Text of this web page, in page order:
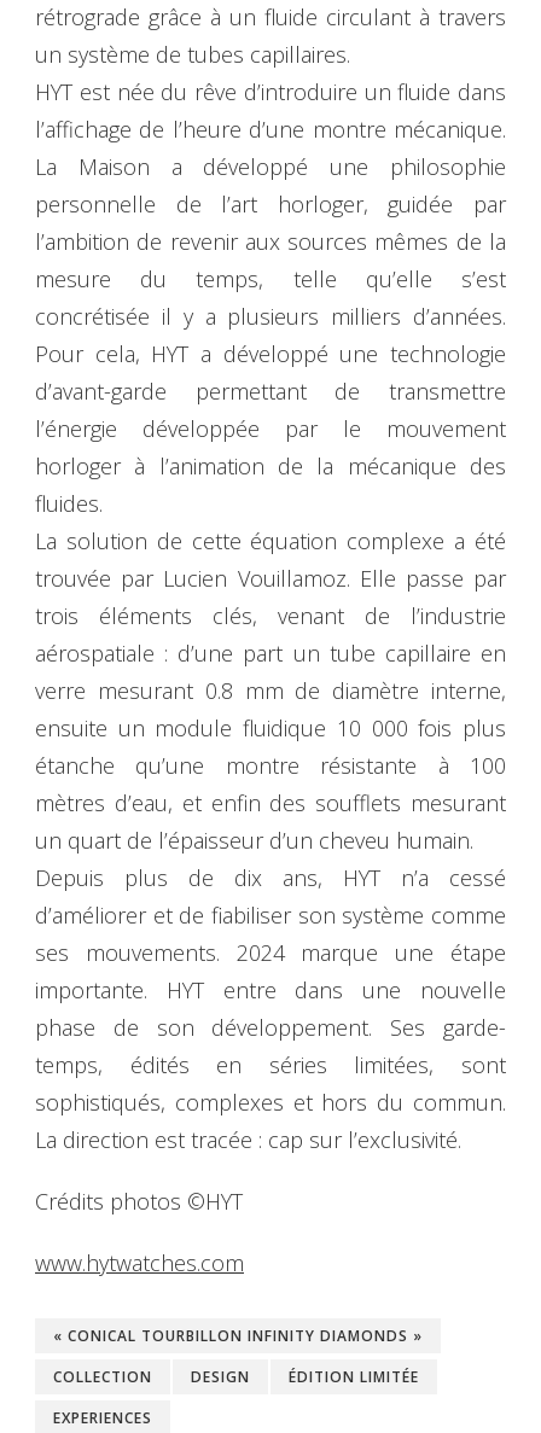
rétrograde grâce à un fluide circulant à travers
un système de tubes capillaires.
HYT est née du rêve d’introduire un fluide dans
l’affichage de l’heure d’une montre mécanique.
La Maison a développé une philosophie
personnelle de l’art horloger, guidée par
l’ambition de revenir aux sources mêmes de la
mesure du temps, telle qu’elle s’est
concrétisée il y a plusieurs milliers d’années.
Pour cela, HYT a développé une technologie
d’avant-garde permettant de transmettre
l’énergie développée par le mouvement
horloger à l’animation de la mécanique des
fluides.
La solution de cette équation complexe a été
trouvée par Lucien Vouillamoz. Elle passe par
trois éléments clés, venant de l’industrie
aérospatiale : d’une part un tube capillaire en
verre mesurant 0.8 mm de diamètre interne,
ensuite un module fluidique 10 000 fois plus
étanche qu’une montre résistante à 100
mètres d’eau, et enfin des soufflets mesurant
un quart de l’épaisseur d’un cheveu humain.
Depuis plus de dix ans, HYT n’a cessé
d’améliorer et de fiabiliser son système comme
ses mouvements. 2024 marque une étape
importante. HYT entre dans une nouvelle
phase de son développement. Ses garde-
temps, édités en séries limitées, sont
sophistiqués, complexes et hors du commun.
La direction est tracée : cap sur l’exclusivité.
Crédits photos ©HYT
www.hytwatches.com
« CONICAL TOURBILLON INFINITY DIAMONDS »
COLLECTION
DESIGN
ÉDITION LIMITÉE
EXPERIENCES